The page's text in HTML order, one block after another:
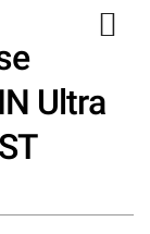
Ultra